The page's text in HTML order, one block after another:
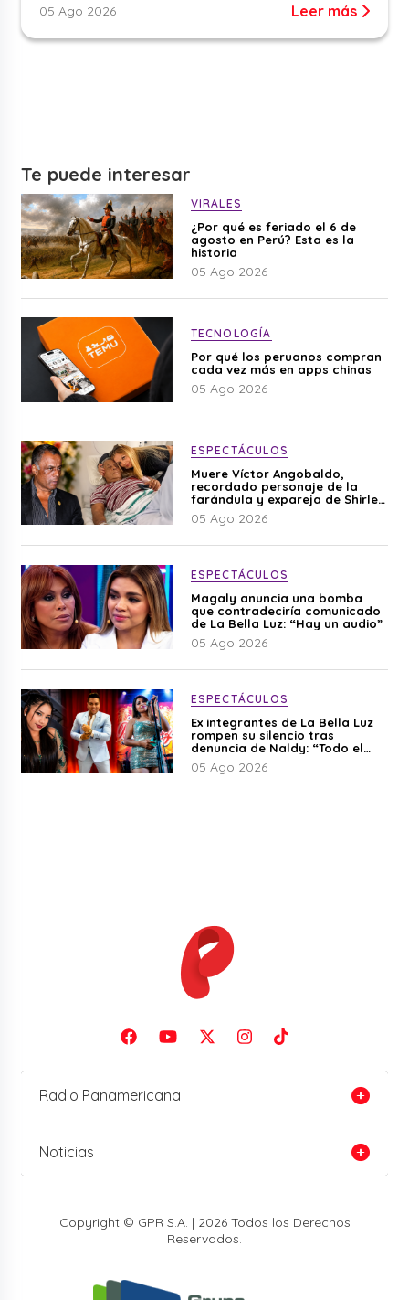
05 Ago 2026 Leer más
Te puede interesar
VIRALES
¿Por qué es feriado el 6 de
agosto en Perú? Esta es la
historia
05 Ago 2026
TECNOLOGÍA
Por qué los peruanos compran
cada vez más en apps chinas
05 Ago 2026
ESPECTÁCULOS
Muere Víctor Angobaldo,
recordado personaje de la
farándula y expareja de Shirley
Cherres
05 Ago 2026
ESPECTÁCULOS
Magaly anuncia una bomba
que contradeciría comunicado
de La Bella Luz: “Hay un audio”
05 Ago 2026
ESPECTÁCULOS
Ex integrantes de La Bella Luz
rompen su silencio tras
denuncia de Naldy: “Todo el
mundo lo sabía”
05 Ago 2026
Radio Panamericana
Noticias
Copyright © GPR S.A. | 2026 Todos los Derechos
Reservados.